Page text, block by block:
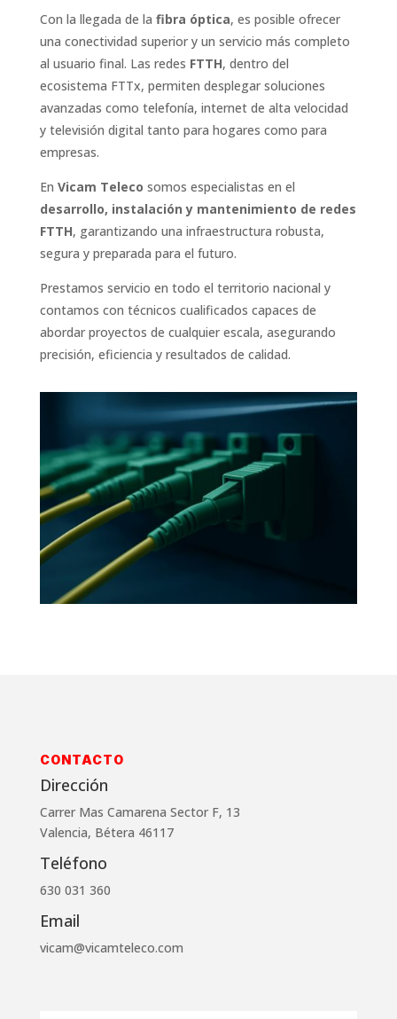
Con la llegada de la fibra óptica, es posible ofrecer
una conectividad superior y un servicio más completo
al usuario final. Las redes FTTH, dentro del
ecosistema FTTx, permiten desplegar soluciones
avanzadas como telefonía, internet de alta velocidad
y televisión digital tanto para hogares como para
empresas.
En Vicam Teleco somos especialistas en el
desarrollo, instalación y mantenimiento de redes
FTTH, garantizando una infraestructura robusta,
segura y preparada para el futuro.
Prestamos servicio en todo el territorio nacional y
contamos con técnicos cualificados capaces de
abordar proyectos de cualquier escala, asegurando
precisión, eficiencia y resultados de calidad.
CONTACTO
Dirección
Carrer Mas Camarena Sector F, 13
Valencia, Bétera 46117
Teléfono
630 031 360
Email
vicam@vicamteleco.com